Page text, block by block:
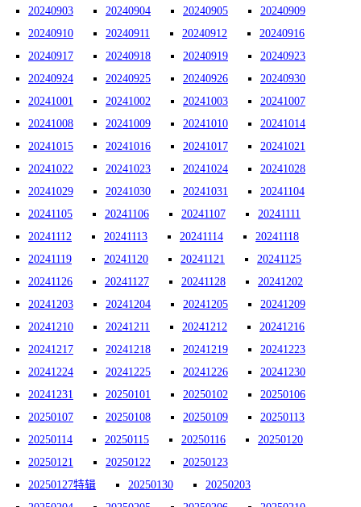
20240903
20240904 20240905
20240909
20240910
20240911 20240912
20240916
20240917
20240918 20240919
20240923
20240924
20240925 20240926
20240930
20241001
20241002 20241003
20241007
20241008
20241009 20241010
20241014
20241015
20241016 20241017
20241021
20241022
20241023 20241024
20241028
20241029
20241030 20241031
20241104
20241105
20241106 20241107
20241111
20241112
20241113 20241114
20241118
20241119
20241120 20241121
20241125
20241126
20241127 20241128
20241202
20241203
20241204 20241205
20241209
20241210
20241211 20241212
20241216
20241217
20241218 20241219
20241223
20241224
20241225 20241226
20241230
20241231
20250101 20250102
20250106
20250107
20250108 20250109
20250113
20250114
20250115 20250116
20250120
20250121
20250122
20250123
20250127特辑
20250130
20250203